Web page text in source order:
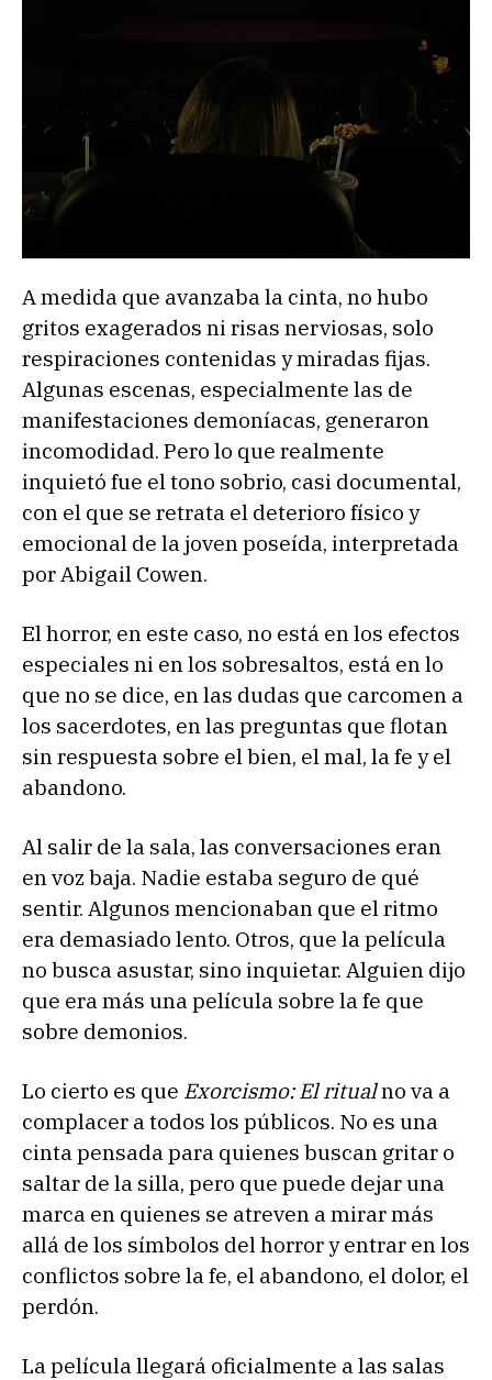
A medida que avanzaba la cinta, no hubo
gritos exagerados ni risas nerviosas, solo
respiraciones contenidas y miradas fijas.
Algunas escenas, especialmente las de
manifestaciones demoníacas, generaron
incomodidad. Pero lo que realmente
inquietó fue el tono sobrio, casi documental,
con el que se retrata el deterioro físico y
emocional de la joven poseída, interpretada
por Abigail Cowen.
El horror, en este caso, no está en los efectos
especiales ni en los sobresaltos, está en lo
que no se dice, en las dudas que carcomen a
los sacerdotes, en las preguntas que flotan
sin respuesta sobre el bien, el mal, la fe y el
abandono.
Al salir de la sala, las conversaciones eran
en voz baja. Nadie estaba seguro de qué
sentir. Algunos mencionaban que el ritmo
era demasiado lento. Otros, que la película
no busca asustar, sino inquietar. Alguien dijo
que era más una película sobre la fe que
sobre demonios.
Lo cierto es que Exorcismo: El ritualno va a
complacer a todos los públicos. No es una
cinta pensada para quienes buscan gritar o
saltar de la silla, pero que puede dejar una
marca en quienes se atreven a mirar más
allá de los símbolos del horror y entrar en los
conflictos sobre la fe, el abandono, el dolor, el
perdón.
La película llegará oficialmente a las salas